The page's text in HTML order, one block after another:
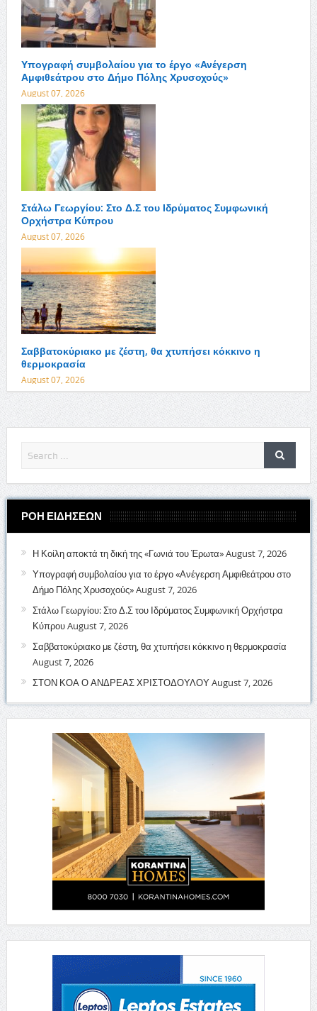
Υπογραφή συμβολαίου για το έργο «Ανέγερση
Αμφιθεάτρου στο Δήμο Πόλης Χρυσοχούς»
August 07, 2026
Στάλω Γεωργίου: Στο Δ.Σ του Ιδρύματος Συμφωνική
Ορχήστρα Κύπρου
August 07, 2026
Σαββατοκύριακο με ζέστη, θα χτυπήσει κόκκινο η
θερμοκρασία
August 07, 2026
ΡΟΗ ΕΙΔΗΣΕΩΝ
Η Κοίλη αποκτά τη δική της «Γωνιά του Έρωτα»August 7, 2026
Υπογραφή συμβολαίου για το έργο «Ανέγερση Αμφιθεάτρου στο
Δήμο Πόλης Χρυσοχούς»August 7, 2026
Στάλω Γεωργίου: Στο Δ.Σ του Ιδρύματος Συμφωνική Ορχήστρα
ΚύπρουAugust 7, 2026
Σαββατοκύριακο με ζέστη, θα χτυπήσει κόκκινο η θερμοκρασία
August 7, 2026
ΣΤΟΝ ΚΟΑ Ο ΑΝΔΡΕΑΣ ΧΡΙΣΤΟΔΟΥΛΟΥAugust 7, 2026